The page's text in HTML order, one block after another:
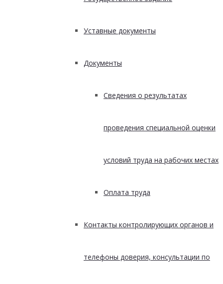
Уставные документы
Документы
Сведения о результатах
проведения специальной оценки
условий труда на рабочих местах
Оплата труда
Контакты контролирующих органов и
телефоны доверия, консультации по